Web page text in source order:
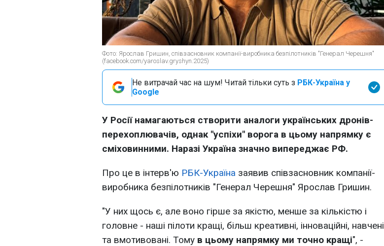
Фото: Ярослав Гришин, співзасновник компанії-виробника безпілотників "Генерал Черешня"
(facebook.com/yaroslav.gryshyn.2025)
Не витрачай час на шум! Читай тільки суть з РБК-Україна у
Google
У Росії намагаються створити аналоги українських дронів-
перехоплювачів, однак "успіхи" ворога в цьому напрямку є
сміховинними. Наразі Україна значно випереджає РФ.
Про це в інтерв'ю РБК-Україна заявив співзасновник компанії-
виробника безпілотників "Генерал Черешня" Ярослав Гришин.
"У них щось є, але воно гірше за якістю, менше за кількістю і
головне - наші пілоти кращі, більш креативні, інноваційні, навчені
та вмотивовані. Тому в цьому напрямку ми точно кращі", -